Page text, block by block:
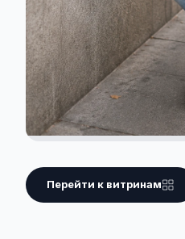
Перейти к витринам